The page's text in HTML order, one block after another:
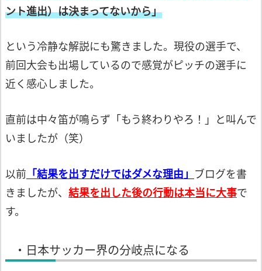
ント進出）は決まってないから」
という冷静な解説にも驚きました。 現役の選手で、
前回大会も出場しているので感覚がピッチの選手に
近く感心しました。
直前は中々笛が鳴らず 「もう終わりやろ！」 と叫んで
いましたが（笑）
以前 「結果を出すだけではダメな理由」 ブログを書
きましたが、 結果を出した後の行動は本当に大事で
す。
・日本サッカー界の分岐点になる